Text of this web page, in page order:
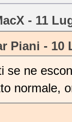
- 11
Piani - 10
se ne
normale,